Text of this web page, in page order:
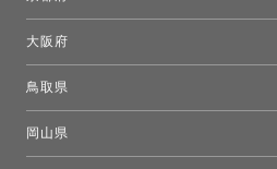
大阪府
鳥取県
岡山県